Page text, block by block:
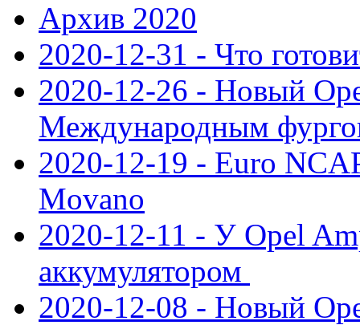
Архив 2020
2020-12-31 - Что
2020-12-26 - Новый
Международным
2020-12-19 - Euro
Movano
2020-12-11 - У Opel
аккумулятором
2020-12-08 - Новый